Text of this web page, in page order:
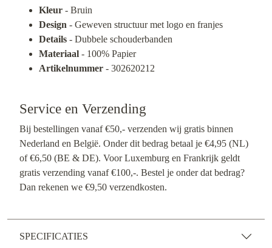
Kleur - Bruin
Design - Geweven structuur met logo en franjes
Details - Dubbele schouderbanden
Materiaal - 100% Papier
Artikelnummer - 302620212
Service en Verzending
Bij bestellingen vanaf €50,- verzenden wij gratis binnen
Nederland en België. Onder dit bedrag betaal je €4,95 (NL)
of €6,50 (BE & DE). Voor Luxemburg en Frankrijk geldt
gratis verzending vanaf €100,-. Bestel je onder dat bedrag?
Dan rekenen we €9,50 verzendkosten.
SPECIFICATIES